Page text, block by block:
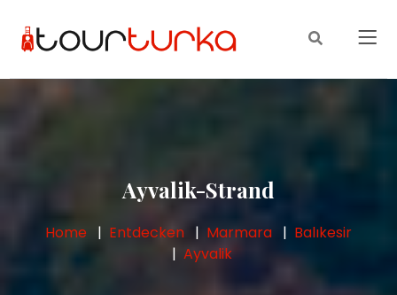
Ayvalik-Strand
Home Entdecken Marmara
Balıkesir
Ayvalik